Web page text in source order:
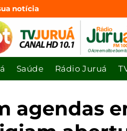
notícia
Saúde Rádio Juruá
agendas